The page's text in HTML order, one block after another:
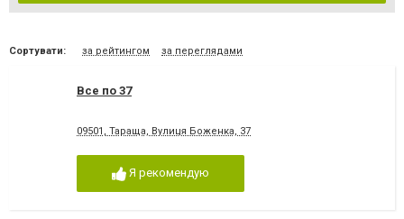
Сортувати: за рейтингом за переглядами
Все по 37
09501, Тараща, Вулиця Боженка, 37
Я рекомендую